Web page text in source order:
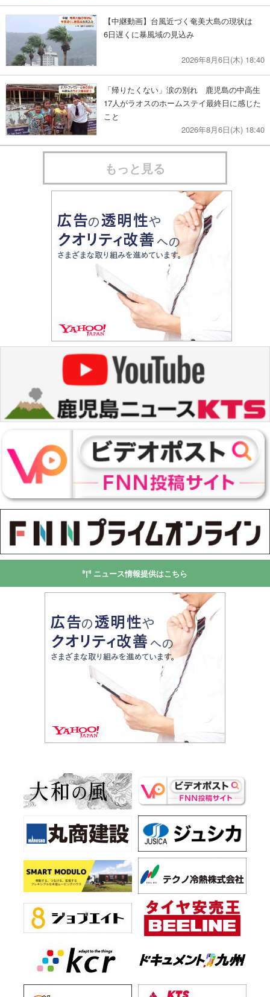
【中継動画】台風近づく奄美大島の現状は
6日遅くに暴風域の見込み
2026年8月6日(木) 18:40
「帰りたくない」涙の別れ 鹿児島の中高生
17人がラオスのホームステイ最終日に感じた
こと
2026年8月6日(木) 18:40
もっと見る
ニュース情報提供はこちら